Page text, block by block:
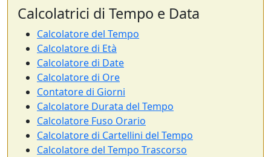
Calcolatrici di Tempo e Data
Calcolatore del Tempo
Calcolatore di Età
Calcolatore di Date
Calcolatore di Ore
Contatore di Giorni
Calcolatore Durata del Tempo
Calcolatore Fuso Orario
Calcolatore di Cartellini del Tempo
Calcolatore del Tempo Trascorso